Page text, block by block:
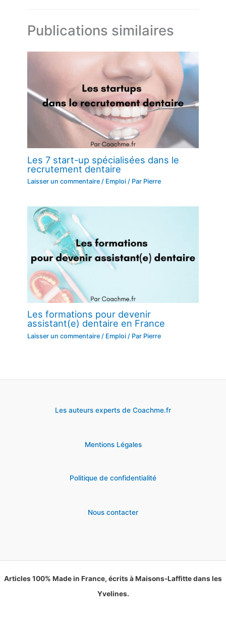
Publications similaires
Les 7 start-up spécialisées dans le
recrutement dentaire
Laisser un commentaire / Emploi / Par Pierre
Les formations pour devenir
assistant(e) dentaire en France
Laisser un commentaire / Emploi / Par Pierre
Les auteurs experts de Coachme.fr
Mentions Légales
Politique de confidentialité
Nous contacter
Articles 100% Made in France, écrits à Maisons-Laffitte dans les
Yvelines.